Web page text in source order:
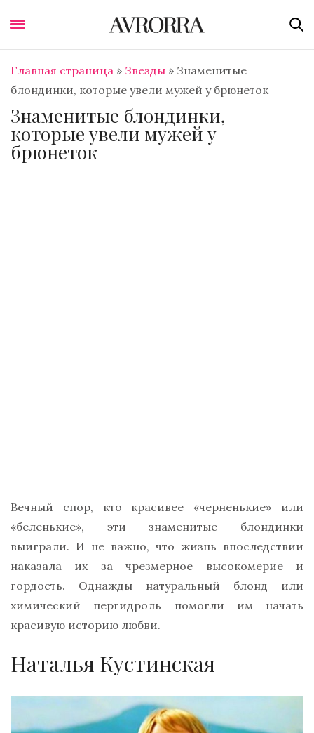
Главная страница » Звезды » Знаменитые
блондинки, которые увели мужей у брюнеток
Знаменитые блондинки,
которые увели мужей у
брюнеток
Вечный спор, кто красивее «черненькие» или
«беленькие», эти знаменитые блондинки
выиграли. И не важно, что жизнь впоследствии
наказала их за чрезмерное высокомерие и
гордость. Однажды натуральный блонд или
химический пергидроль помогли им начать
красивую историю любви.
Наталья Кустинская